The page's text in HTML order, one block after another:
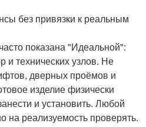
без привязки к реальным
показана "Идеальной":
и технических узлов. Не
дверных проёмов и
изделие физически
и установить. Любой
на реализуемость проверять.